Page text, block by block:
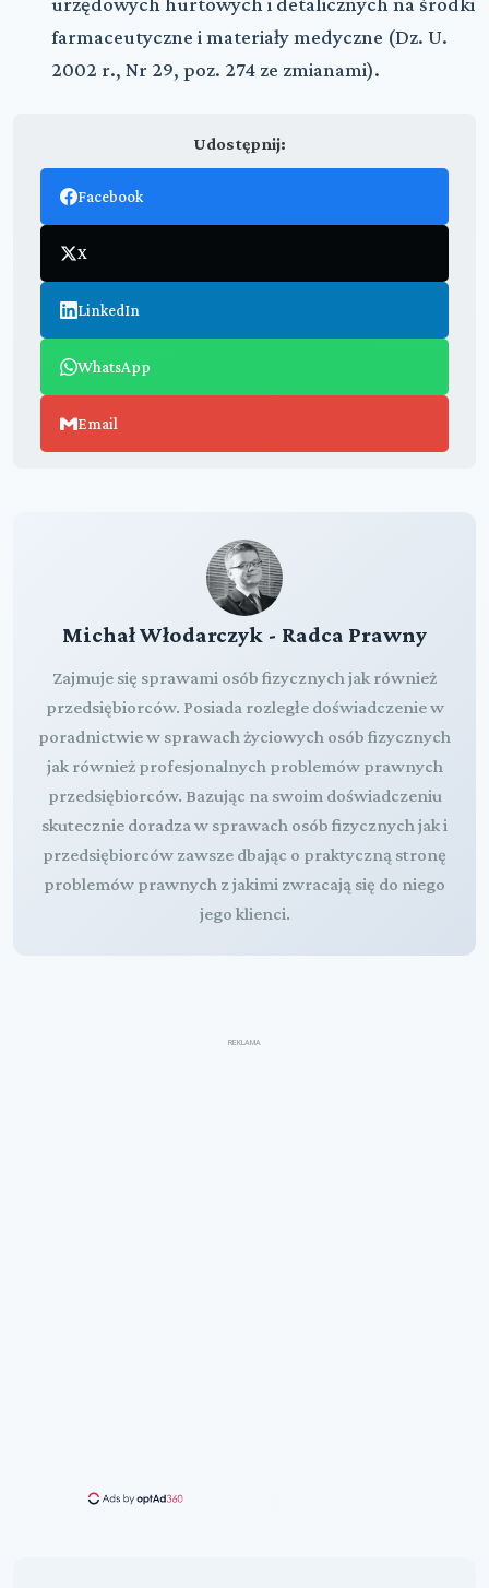
farmaceutyczne i materiały medyczne (Dz. U.
2002 r., Nr 29, poz. 274 ze zmianami).
Udostępnij:
Facebook
X
LinkedIn
WhatsApp
Email
Michał Włodarczyk - Radca Prawny
Zajmuje się sprawami osób fizycznych jak również
przedsiębiorców. Posiada rozległe doświadczenie w
poradnictwie w sprawach życiowych osób fizycznych
jak również profesjonalnych problemów prawnych
przedsiębiorców. Bazując na swoim doświadczeniu
skutecznie doradza w sprawach osób fizycznych jak i
przedsiębiorców zawsze dbając o praktyczną stronę
problemów prawnych z jakimi zwracają się do niego
jego klienci.
REKLAMA